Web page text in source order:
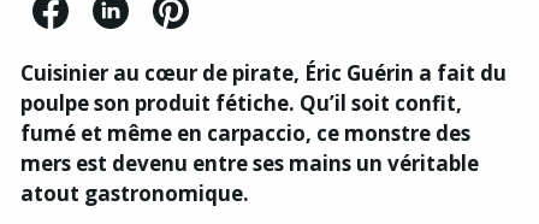
Cuisinier au cœur de pirate, Éric Guérin a fait du
poulpe son produit fétiche. Qu’il soit confit,
fumé et même en carpaccio, ce monstre des
mers est devenu entre ses mains un véritable
atout gastronomique.